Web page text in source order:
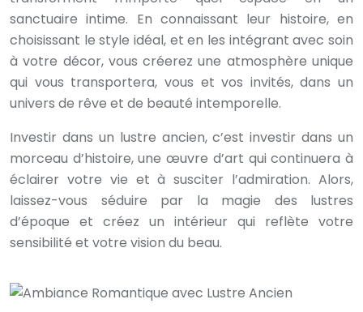
sanctuaire intime. En connaissant leur histoire, en
choisissant le style idéal, et en les intégrant avec soin
à votre décor, vous créerez une atmosphère unique
qui vous transportera, vous et vos invités, dans un
univers de rêve et de beauté intemporelle.
Investir dans un lustre ancien, c’est investir dans un
morceau d’histoire, une œuvre d’art qui continuera à
éclairer votre vie et à susciter l’admiration. Alors,
laissez-vous séduire par la magie des lustres
d’époque et créez un intérieur qui reflète votre
sensibilité et votre vision du beau.